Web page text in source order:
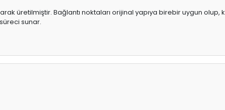
üretilmiştir. Bağlantı noktaları orijinal yapıya birebir uygun olup,
sunar.